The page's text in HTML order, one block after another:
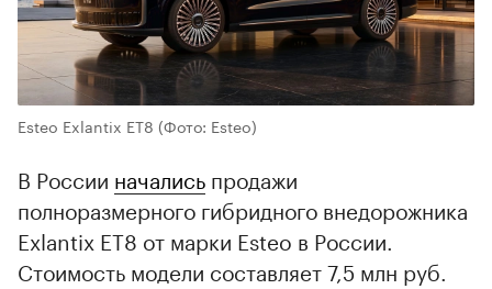
Esteo Exlantix ET8 (Фото: Esteo)
В России начались продажи
полноразмерного гибридного внедорожника
Exlantix ET8 от марки Esteo в России.
Стоимость модели составляет 7,5 млн руб.